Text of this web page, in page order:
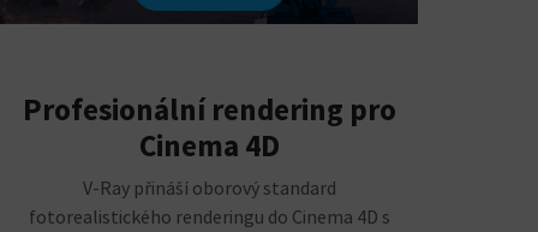
Profesionální rendering pro
Cinema 4D
V-Ray přináší oborový standard
fotorealistického renderingu do Cinema 4D s